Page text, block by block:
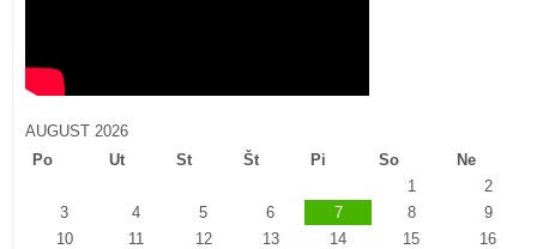
AUGUST 2026
Po
Ut St Št Pi So Ne
1
2
3
4 5 6 7 8
9
10
11 12 13 14 15
16